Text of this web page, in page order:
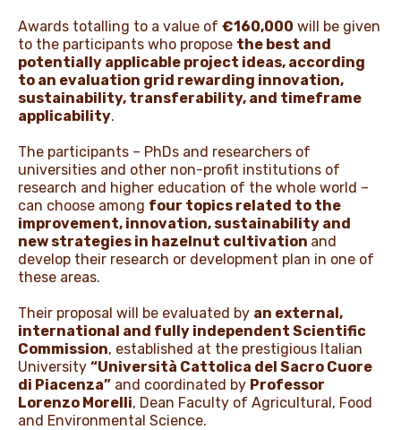
Awards totalling to a value of €160,000 will be given
to the participants who propose the best and
potentially applicable project ideas, according
to an evaluation grid rewarding innovation,
sustainability, transferability, and timeframe
applicability.
The participants – PhDs and researchers of
universities and other non-profit institutions of
research and higher education of the whole world –
can choose among four topics related to the
improvement, innovation, sustainability and
new strategies in hazelnut cultivation and
develop their research or development plan in one of
these areas.
Their proposal will be evaluated by an external,
international and fully independent Scientific
Commission, established at the prestigious Italian
University “Università Cattolica del Sacro Cuore
di Piacenza” and coordinated by Professor
Lorenzo Morelli, Dean Faculty of Agricultural, Food
and Environmental Science.